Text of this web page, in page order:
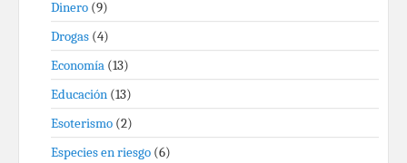
Dinero (9)
Drogas (4)
Economía (13)
Educación (13)
Esoterismo (2)
Especies en riesgo (6)